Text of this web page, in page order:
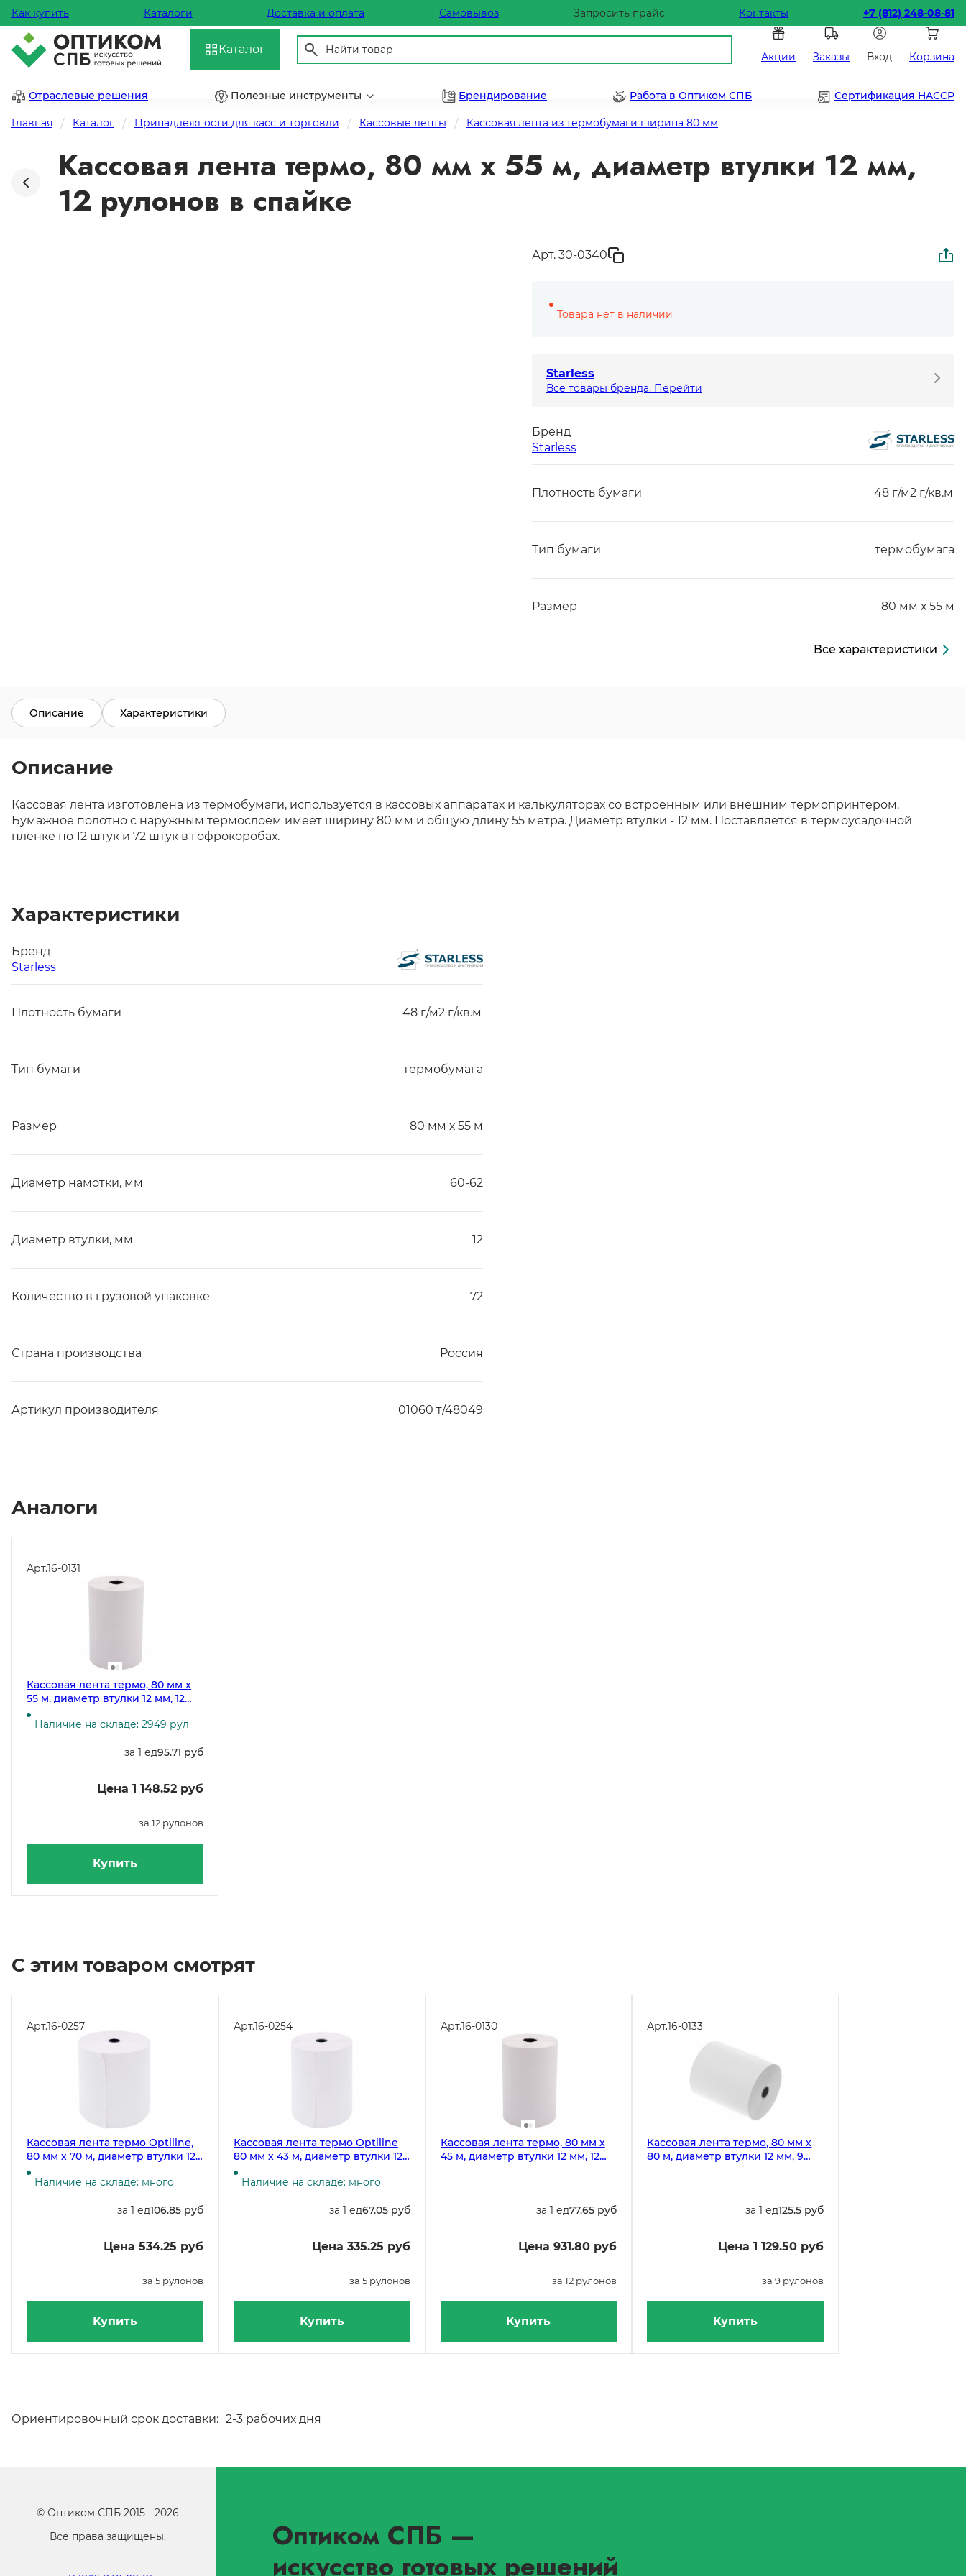
Как купить Каталоги Доставка и оплата Самовывоз Запросить прайс Контакты +7 (812) 248-08-81
Каталог
Акции Заказы Вход Корзина
Отраслевые решения Полезные инструменты Брендирование Работа в Оптиком СПБ Сертификация HACCP
Главная Каталог Принадлежности для касс и торговли Кассовые ленты Кассовая лента из термобумаги ширина 80 мм
Кассовая лента термо, 80 мм х 55 м, диаметр втулки 12 мм,
12 рулонов в спайке
Арт. 30-0340
Товара нет в наличии
Starless
Все товары бренда. Перейти
Бренд
Starless
Плотность бумаги 48 г/м2 г/кв.м
Тип бумаги термобумага
Размер 80 мм х 55 м
Все характеристики
Описание Характеристики
Описание
Кассовая лента изготовлена из термобумаги, используется в кассовых аппаратах и калькуляторах со встроенным или внешним термопринтером.
Бумажное полотно с наружным термослоем имеет ширину 80 мм и общую длину 55 метра. Диаметр втулки - 12 мм. Поставляется в термоусадочной
пленке по 12 штук и 72 штук в гофрокоробах.
Характеристики
Бренд
Starless
Плотность бумаги 48 г/м2 г/кв.м
Тип бумаги термобумага
Размер 80 мм х 55 м
Диаметр намотки, мм 60-62
Диаметр втулки, мм 12
Количество в грузовой упаковке 72
Страна производства Россия
Артикул производителя 01060 т/48049
Аналоги
Арт.16-0131
Кассовая лента термо, 80 мм х
55 м, диаметр втулки 12 мм, 12
рулонов в спайке
Наличие на складе: 2949 рул
за 1 ед95.71 руб
Цена 1 148.52 руб
за 12 рулонов
Купить
С этим товаром смотрят
Арт.16-0257
Кассовая лента термо Optiline,
80 мм х 70 м, диаметр втулки 12
мм, 48 г/м2, 5 рулонов в
упаковке
Наличие на складе: много
за 1 ед106.85 руб
Цена 534.25 руб
за 5 рулонов
Купить
Арт.16-0254
Кассовая лента термо Optiline
80 мм х 43 м, диаметр втулки 12
мм, 48 г/м2
Наличие на складе: много
за 1 ед67.05 руб
Цена 335.25 руб
за 5 рулонов
Купить
Арт.16-0130
Кассовая лента термо, 80 мм х
45 м, диаметр втулки 12 мм, 12
за 1 ед77.65 руб
Цена 931.80 руб
за 12 рулонов
Купить
Арт.16-0133
Кассовая лента термо, 80 мм х
80 м, диаметр втулки 12 мм, 9
за 1 ед125.5 руб
Цена 1 129.50 руб
за 9 рулонов
Купить
Ориентировочный срок доставки: 2-3 рабочих дня
© Оптиком СПБ 2015 - 2026
Все права защищены.
Оптиком СПБ —
искусство готовых решений